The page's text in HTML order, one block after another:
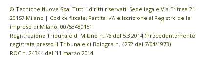
© Tecniche Nuove Spa. Tutti i diritti riservati. Sede legale Via Eritrea 21 -
20157 Milano | Codice fiscale, Partita IVA e Iscrizione al Registro delle
imprese di Milano: 00753480151
Registrazione Tribunale di Milano n. 76 del 5.3.2014 (Precedentemente
registrata presso il Tribunale di Bologna n. 4272 del 7/04/1973)
ROC n. 24344 dell’11 marzo 2014